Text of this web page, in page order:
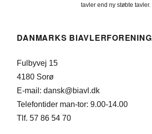
tavler end ny støbte tavler.
DANMARKS BIAVLERFORENING
Fulbyvej 15
4180 Sorø
E-mail: dansk@biavl.dk
Telefontider man-tor: 9.00-14.00
Tlf. 57 86 54 70